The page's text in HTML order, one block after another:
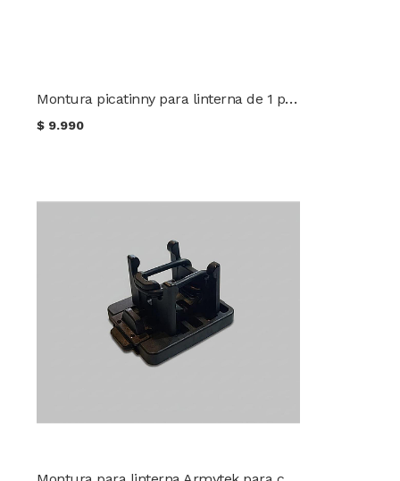
Montura picatinny para linterna de 1 pulgada
$ 9.990